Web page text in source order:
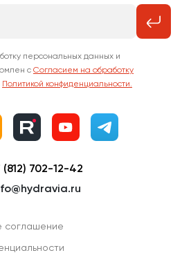
персональных данных и
с Согласием на обработку
Политикой конфиденциальности.
(812) 702-12-42
соглашение